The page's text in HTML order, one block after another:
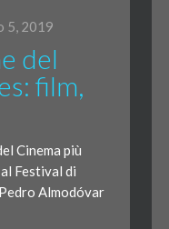
5, 2019
del
film,
Cinema più
Festival di
Almodóvar